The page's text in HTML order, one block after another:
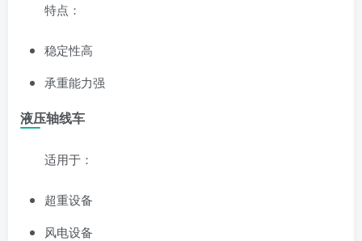
特点：
稳定性高
承重能力强
液压轴线车
适用于：
超重设备
风电设备